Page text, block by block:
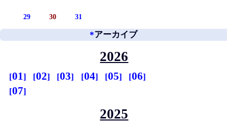
29 30 31
*アーカイブ
2026
01 02 03 04 05
06
07
2025